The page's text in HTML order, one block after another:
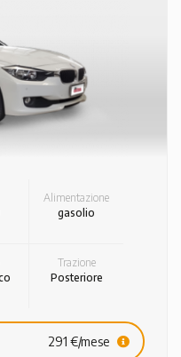
Alimentazione
gasolio
Trazione
Posteriore
291 €/mese